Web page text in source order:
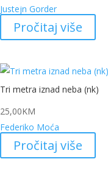
Justejn Gorder
Pročitaj više
Tri metra iznad neba (nk)
25,00KM
Federiko Moća
Pročitaj više